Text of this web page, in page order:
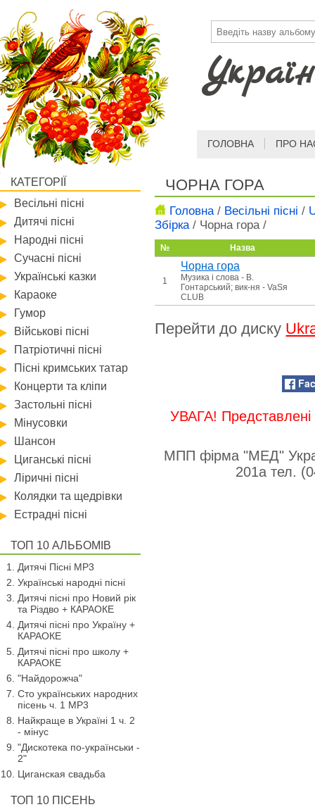
ГОЛОВНА ПРО
КАТЕГОРІЇ
Весільні пісні
Дитячі пісні
Народні пісні
Сучасні пісні
Українські казки
Караоке
Гумор
Військові пісні
Патріотичні пісні
Пісні кримських татар
Концерти та кліпи
Застольні пісні
Мінусовки
Шансон
Циганські пісні
Ліричні пісні
Колядки та щедрівки
Естрадні пісні
ТОП 10 АЛЬБОМІВ
Дитячі Пісні MP3
Українські народні пісні
Дитячі пісні про Новий рік
та Різдво + КАРАОКЕ
Дитячі пісні про Україну +
КАРАОКЕ
Дитячі пісні про школу +
КАРАОКЕ
"Найдорожча"
Сто українських народних
пісень ч. 1 МР3
Найкраще в Україні 1 ч. 2
- мінус
"Дискотека по-українськи -
2"
Циганская свадьба
ТОП 10 ПІСЕНЬ
ЧОРНА ГОРА
Головна/ Весільні пісні /
Збірка/ Чорна гора/
№ Назва
1
Чорна гора
Музика і слова - В.
Гонтарський; вик-ня - VaSя
CLUB
Перейти до диску
УВАГА! Представлені
МПП фірма "МЕД"
201а тел.